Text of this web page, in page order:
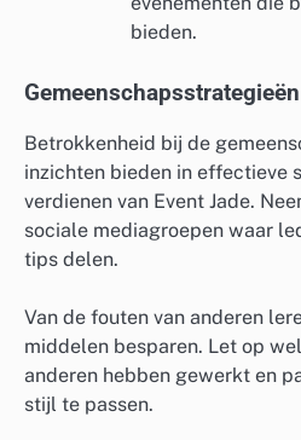
bieden.
Betrokkenheid bij de
inzichten bieden in effectieve
verdienen van Event Jade.
sociale mediagroepen waar
tips delen.
Van de fouten van anderen
middelen besparen. Let op
anderen hebben gewerkt en
stijl te passen.